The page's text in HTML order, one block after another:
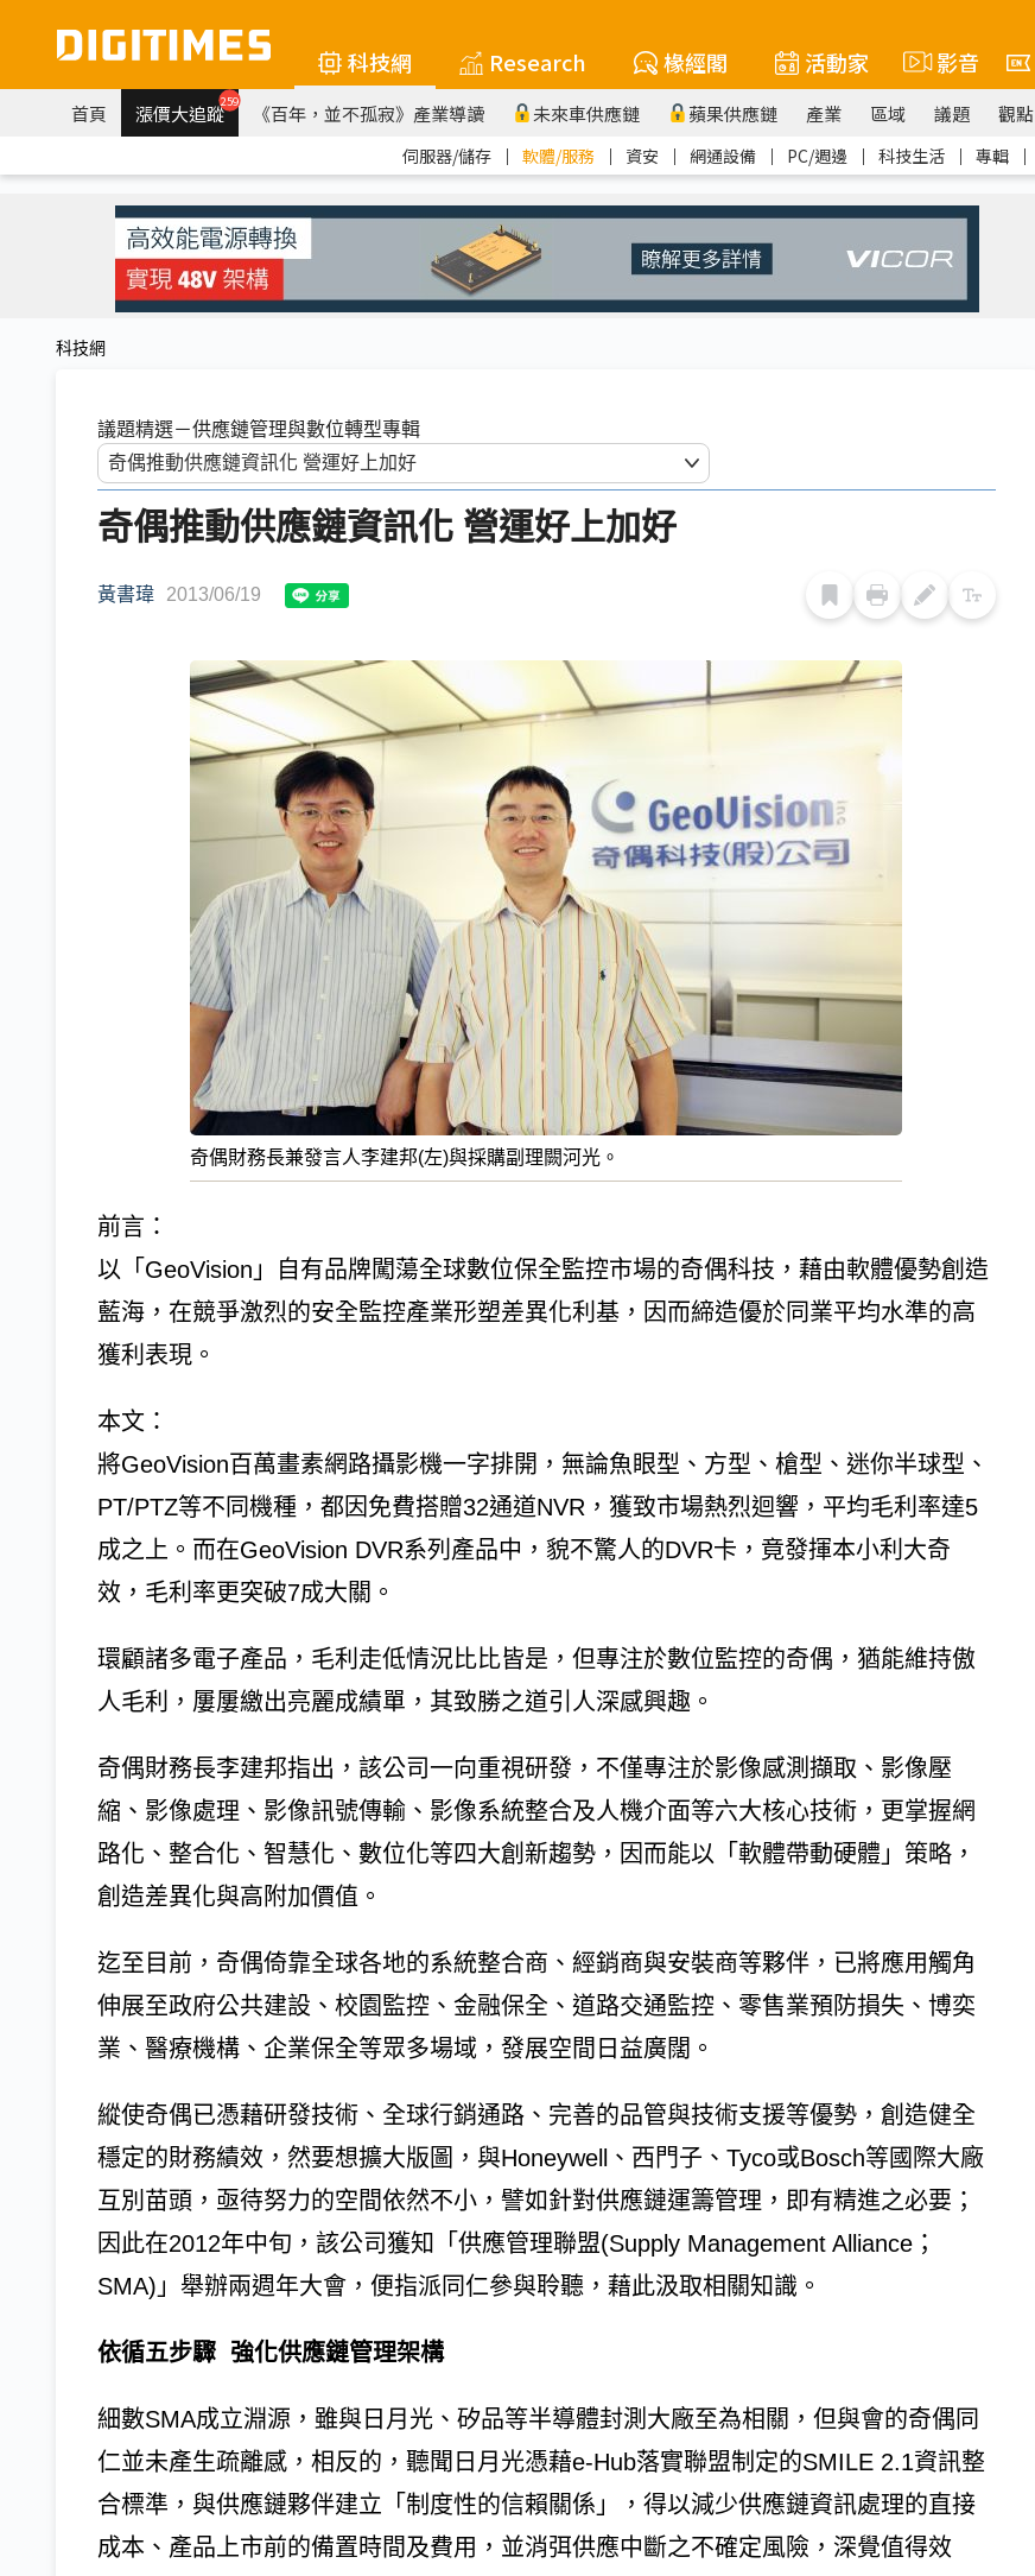
科技網 Research 椽經閣 活動家 影音
首頁 漲價大追蹤259 《百年，並不孤寂》產業導讀 未來車供應鏈 蘋果供應鏈 產業 區域 議題 觀點
伺服器/儲存 ｜ 軟體/服務 ｜ 資安 ｜ 網通設備 ｜ PC/週邊 ｜ 科技生活 ｜ 專輯 ｜
科技網
議題精選－供應鏈管理與數位轉型專輯
奇偶推動供應鏈資訊化 營運好上加好
黃書瑋 2013/06/19
奇偶財務長兼發言人李建邦(左)與採購副理闕河光。
前言：
以「GeoVision」自有品牌闖蕩全球數位保全監控市場的奇偶科技，藉由軟體優勢創造
藍海，在競爭激烈的安全監控產業形塑差異化利基，因而締造優於同業平均水準的高
獲利表現。
本文：
將GeoVision百萬畫素網路攝影機一字排開，無論魚眼型、方型、槍型、迷你半球型、
PT/PTZ等不同機種，都因免費搭贈32通道NVR，獲致市場熱烈迴響，平均毛利率達5
成之上。而在GeoVision DVR系列產品中，貌不驚人的DVR卡，竟發揮本小利大奇
效，毛利率更突破7成大關。
環顧諸多電子產品，毛利走低情況比比皆是，但專注於數位監控的奇偶，猶能維持傲
人毛利，屢屢繳出亮麗成績單，其致勝之道引人深感興趣。
奇偶財務長李建邦指出，該公司一向重視研發，不僅專注於影像感測擷取、影像壓
縮、影像處理、影像訊號傳輸、影像系統整合及人機介面等六大核心技術，更掌握網
路化、整合化、智慧化、數位化等四大創新趨勢，因而能以「軟體帶動硬體」策略，
創造差異化與高附加價值。
迄至目前，奇偶倚靠全球各地的系統整合商、經銷商與安裝商等夥伴，已將應用觸角
伸展至政府公共建設、校園監控、金融保全、道路交通監控、零售業預防損失、博奕
業、醫療機構、企業保全等眾多場域，發展空間日益廣闊。
縱使奇偶已憑藉研發技術、全球行銷通路、完善的品管與技術支援等優勢，創造健全
穩定的財務績效，然要想擴大版圖，與Honeywell、西門子、Tyco或Bosch等國際大廠
互別苗頭，亟待努力的空間依然不小，譬如針對供應鏈運籌管理，即有精進之必要；
因此在2012年中旬，該公司獲知「供應管理聯盟(Supply Management Alliance；
SMA)」舉辦兩週年大會，便指派同仁參與聆聽，藉此汲取相關知識。
依循五步驟 強化供應鏈管理架構
細數SMA成立淵源，雖與日月光、矽品等半導體封測大廠至為相關，但與會的奇偶同
仁並未產生疏離感，相反的，聽聞日月光憑藉e-Hub落實聯盟制定的SMILE 2.1資訊整
合標準，與供應鏈夥伴建立「制度性的信賴關係」，得以減少供應鏈資訊處理的直接
成本、產品上市前的備置時間及費用，並消弭供應中斷之不確定風險，深覺值得效